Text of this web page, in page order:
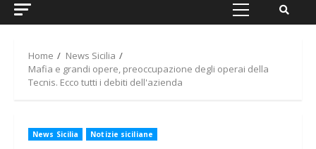
Primary
Home
News Sicilia
Mafia e grandi opere, preoccupazione degli operai della
Tecnis. Ecco tutti i debiti dell'azienda
News Sicilia Notizie siciliane